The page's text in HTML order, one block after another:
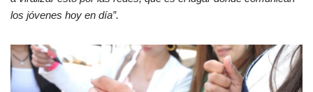
los jóvenes hoy en día”.